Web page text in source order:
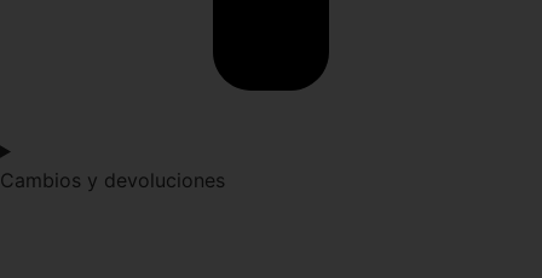
Cambios y devoluciones